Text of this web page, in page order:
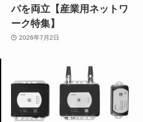
パを両立【産業用ネットワ
ーク特集】
2026年7月2日